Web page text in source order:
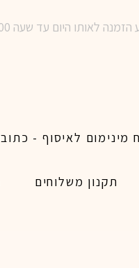
תקנון משלוחים